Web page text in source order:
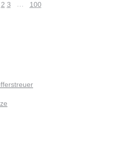
2 3 … 100